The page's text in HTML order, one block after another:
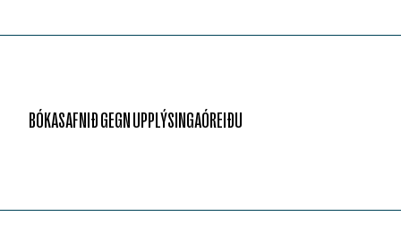
BÓKASAFNIÐ GEGN UPPLÝSINGAÓREIÐU